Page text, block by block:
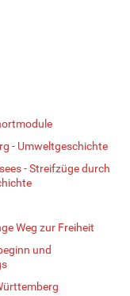
- Umweltgeschichte
- Streifzüge durch
Weg zur Freiheit
und